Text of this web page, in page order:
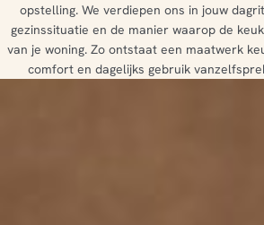
opstelling. We verdiepen ons in jouw
gezinssituatie en de manier waarop de
van je woning. Zo ontstaat een maatwerk
comfort en dagelijks gebruik